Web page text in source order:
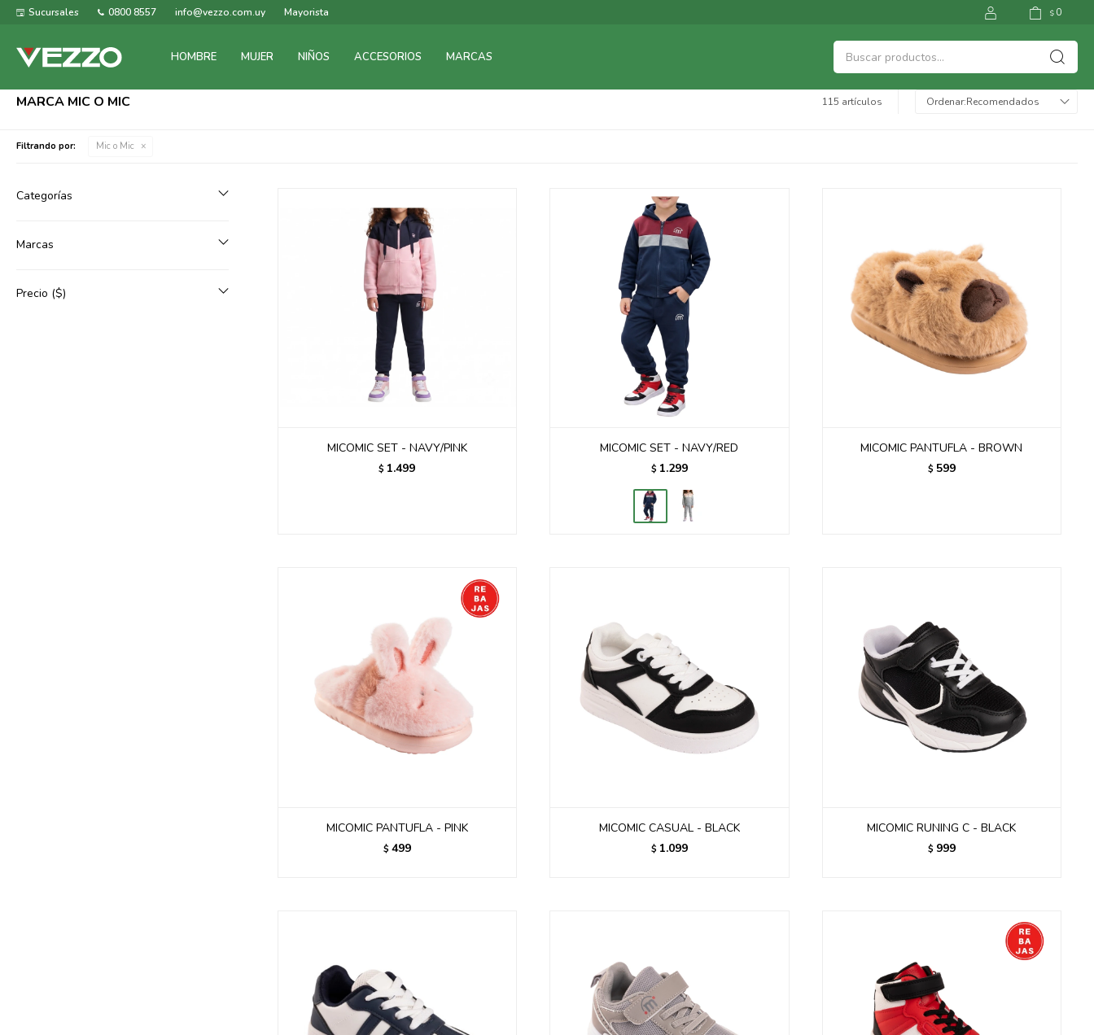
HOMBRE MUJER NIÑOS ACCESORIOS MARCAS
$ 0
Sucursales 0800 8557 info@vezzo.com.uy Mayorista
MARCA MIC O MIC 115 artículos Recomendados
Filtrando por: Mic o Mic
MICOMIC SET - NAVY/PINK
$ 1.499
MICOMIC SET - NAVY/RED
$ 1.299
MICOMIC PANTUFLA - BROWN
$ 599
MICOMIC PANTUFLA - PINK
$ 499
MICOMIC CASUAL - BLACK
$ 1.099
MICOMIC RUNING C - BLACK
$ 999
Categorías
Marcas
Precio ($)